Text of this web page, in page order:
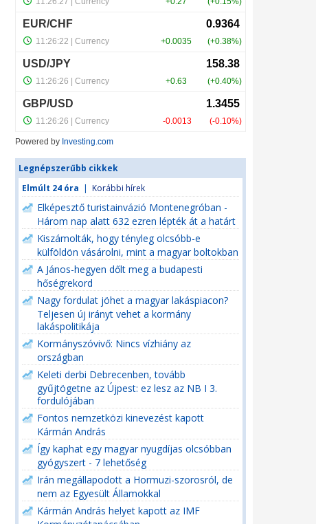
Powered by Investing.com
Legnépszerűbb cikkek
Elmúlt 24 óra | Korábbi hírek
Elképesztő turistainvázió Montenegróban -
Három nap alatt 632 ezren lépték át a határt
Kiszámolták, hogy tényleg olcsóbb-e
külföldön vásárolni, mint a magyar boltokban
A János-hegyen dőlt meg a budapesti
hőségrekord
Nagy fordulat jöhet a magyar lakáspiacon?
Teljesen új irányt vehet a kormány
lakáspolitikája
Kormányszóvivő: Nincs vízhiány az
országban
Keleti derbi Debrecenben, tovább
gyűjtögetne az Újpest: ez lesz az NB I 3.
fordulójában
Fontos nemzetközi kinevezést kapott
Kármán András
Így kaphat egy magyar nyugdíjas olcsóbban
gyógyszert - 7 lehetőség
Irán megállapodott a Hormuzi-szorosról, de
nem az Egyesült Államokkal
Kármán András helyet kapott az IMF